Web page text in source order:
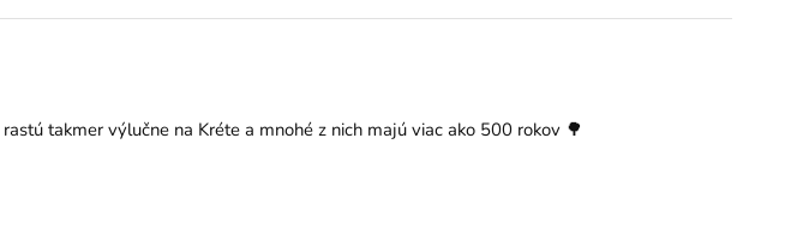
takmer výlučne na Kréte a mnohé z nich majú viac ako 500 rokov 🌳